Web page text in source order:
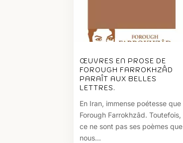
ŒUVRES EN PROSE DE
FOROUGH FARROKHZÂD
PARAÎT AUX BELLES
LETTRES.
En Iran, immense poétesse que
Forough Farrokhzâd. Toutefois,
ce ne sont pas ses poèmes que
nous...